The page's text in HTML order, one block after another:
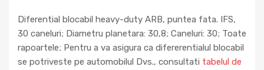
Diferential blocabil heavy-duty ARB, puntea fata. IFS,
30 caneluri; Diametru planetara: 30,8; Caneluri: 30; Toate
rapoartele; Pentru a va asigura ca difererentialul blocabil
se potriveste pe automobilul Dvs., consultati tabelul de